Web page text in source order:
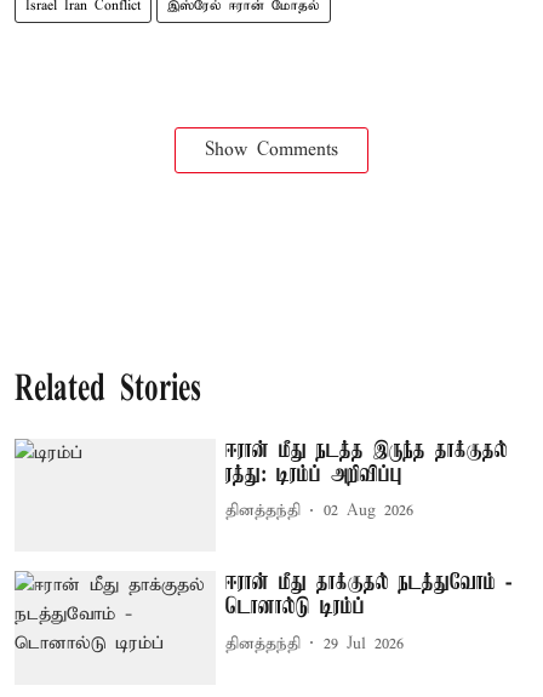
Israel Iran Conflict இஸ்ரேல் ஈரான் மோதல்
Show Comments
Related Stories
ஈரான் மீது நடத்த இருந்த தாக்குதல்
ரத்து: டிரம்ப் அறிவிப்பு
தினத்தந்தி 02 Aug 2026
ஈரான் மீது தாக்குதல் நடத்துவோம் -
டொனால்டு டிரம்ப்
தினத்தந்தி 29 Jul 2026